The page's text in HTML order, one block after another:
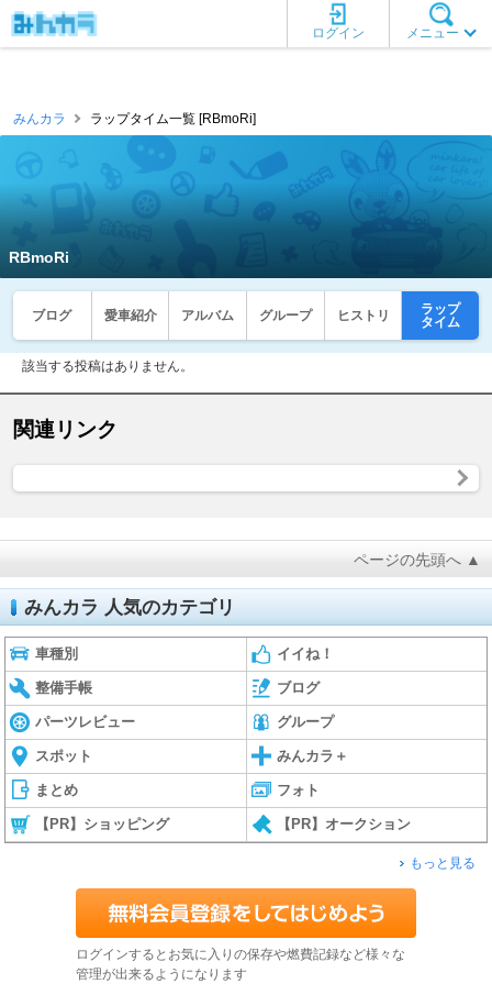
メニュー
ログイン
みんカラ ラップタイム一覧 [RBmoRi]
RBmoRi
ブログ 愛車紹介 アルバム グループ ヒストリ
ラップ
タイム
該当する投稿はありません。
関連リンク
ページの先頭へ ▲
みんカラ 人気のカテゴリ
車種別 イイね！
整備手帳 ブログ
パーツレビュー グループ
スポット みんカラ＋
まとめ フォト
【PR】ショッピング 【PR】オークション
もっと見る
ログインするとお気に入りの保存や燃費記録など様々な
管理が出来るようになります